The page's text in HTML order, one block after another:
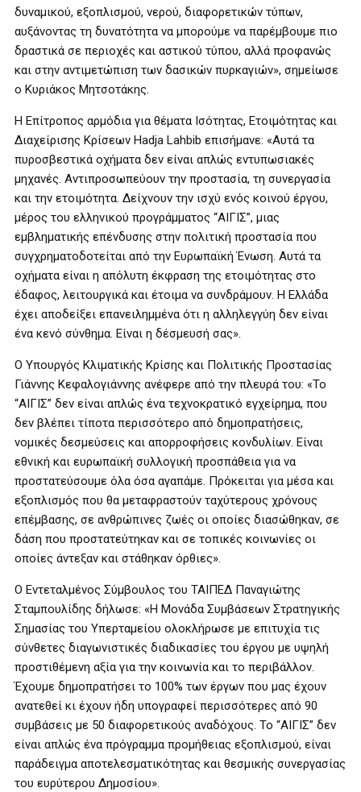
δυναμικού, εξοπλισμού, νερού, διαφορετικών τύπων,
αυξάνοντας τη δυνατότητα να μπορούμε να παρέμβουμε πιο
δραστικά σε περιοχές και αστικού τύπου, αλλά προφανώς
και στην αντιμετώπιση των δασικών πυρκαγιών», σημείωσε
ο Κυριάκος Μητσοτάκης.
Η Επίτροπος αρμόδια για θέματα Ισότητας, Ετοιμότητας και
Διαχείρισης Κρίσεων Hadja Lahbib επισήμανε: «Αυτά τα
πυροσβεστικά οχήματα δεν είναι απλώς εντυπωσιακές
μηχανές. Αντιπροσωπεύουν την προστασία, τη συνεργασία
και την ετοιμότητα. Δείχνουν την ισχύ ενός κοινού έργου,
μέρος του ελληνικού προγράμματος “ΑΙΓΙΣ”, μιας
εμβληματικής επένδυσης στην πολιτική προστασία που
συγχρηματοδοτείται από την Ευρωπαϊκή Ένωση. Αυτά τα
οχήματα είναι η απόλυτη έκφραση της ετοιμότητας στο
έδαφος, λειτουργικά και έτοιμα να συνδράμουν. Η Ελλάδα
έχει αποδείξει επανειλημμένα ότι η αλληλεγγύη δεν είναι
ένα κενό σύνθημα. Είναι η δέσμευσή σας».
Ο Υπουργός Κλιματικής Κρίσης και Πολιτικής Προστασίας
Γιάννης Κεφαλογιάννης ανέφερε από την πλευρά του: «Το
“ΑΙΓΙΣ” δεν είναι απλώς ένα τεχνοκρατικό εγχείρημα, που
δεν βλέπει τίποτα περισσότερο από δημοπρατήσεις,
νομικές δεσμεύσεις και απορροφήσεις κονδυλίων. Είναι
εθνική και ευρωπαϊκή συλλογική προσπάθεια για να
προστατεύσουμε όλα όσα αγαπάμε. Πρόκειται για μέσα και
εξοπλισμός που θα μεταφραστούν ταχύτερους χρόνους
επέμβασης, σε ανθρώπινες ζωές οι οποίες διασώθηκαν, σε
δάση που προστατεύτηκαν και σε τοπικές κοινωνίες οι
οποίες άντεξαν και στάθηκαν όρθιες».
Ο Εντεταλμένος Σύμβουλος του ΤΑΙΠΕΔ Παναγιώτης
Σταμπουλίδης δήλωσε: «Η Μονάδα Συμβάσεων Στρατηγικής
Σημασίας του Υπερταμείου ολοκλήρωσε με επιτυχία τις
σύνθετες διαγωνιστικές διαδικασίες του έργου με υψηλή
προστιθέμενη αξία για την κοινωνία και το περιβάλλον.
Έχουμε δημοπρατήσει το 100% των έργων που μας έχουν
ανατεθεί κι έχουν ήδη υπογραφεί περισσότερες από 90
συμβάσεις με 50 διαφορετικούς αναδόχους. Το “ΑΙΓΙΣ” δεν
είναι απλώς ένα πρόγραμμα προμήθειας εξοπλισμού, είναι
παράδειγμα αποτελεσματικότητας και θεσμικής συνεργασίας
του ευρύτερου Δημοσίου».